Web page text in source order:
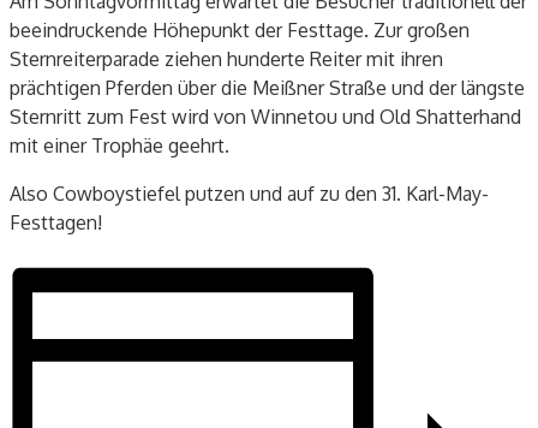
beeindruckende Höhepunkt der Festtage. Zur großen
Sternreiterparade ziehen hunderte Reiter mit ihren
prächtigen Pferden über die Meißner Straße und der längste
Sternritt zum Fest wird von Winnetou und Old Shatterhand
mit einer Trophäe geehrt.
Also Cowboystiefel putzen und auf zu den 31. Karl-May-
Festtagen!